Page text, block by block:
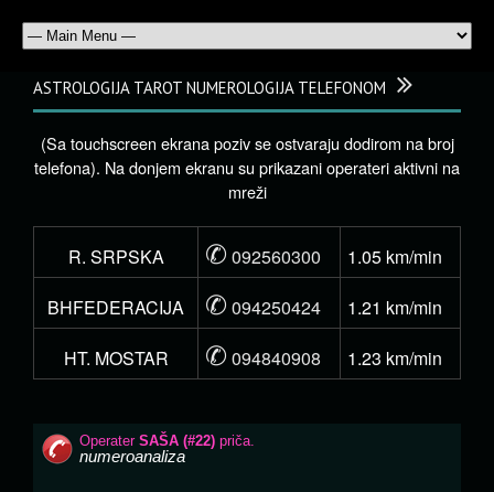
ASTROLOGIJA TAROT NUMEROLOGIJA TELEFONOM
(Sa touchscreen ekrana poziv se ostvaraju dodirom na broj
telefona). Na donjem ekranu su prikazani operateri aktivni na
mreži
R. SRPSKA ✆ 092560300
1.05 km/min
BHFEDERACIJA
✆ 094250424
1.21 km/min
HT. MOSTAR
✆ 094840908 1.23 km/min